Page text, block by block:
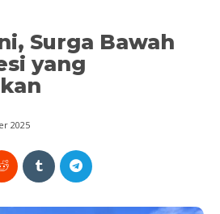
Surga Bawah
yang
2025